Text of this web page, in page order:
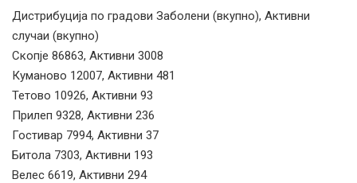
Дистрибуција по градови Заболени (вкупно), Активни
случаи (вкупно)
Скопје 86863, Активни 3008
Куманово 12007, Активни 481
Тетово 10926, Активни 93
Прилеп 9328, Активни 236
Гостивар 7994, Активни 37
Битола 7303, Активни 193
Велес 6619, Активни 294